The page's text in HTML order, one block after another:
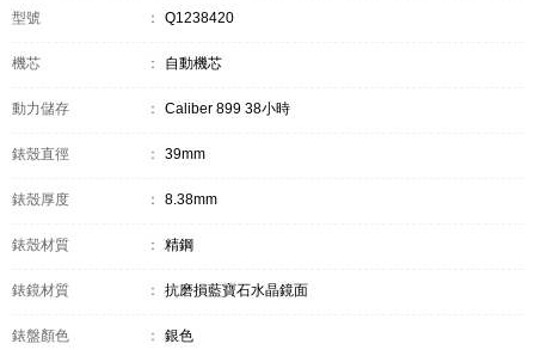
型號 ： Q1238420
機芯 ： 自動機芯
動力儲存 ： Caliber 899 38小時
錶殼直徑 ： 39mm
錶殼厚度 ： 8.38mm
錶殼材質 ： 精鋼
錶鏡材質 ： 抗磨損藍寶石水晶鏡面
錶盤顏色 ： 銀色